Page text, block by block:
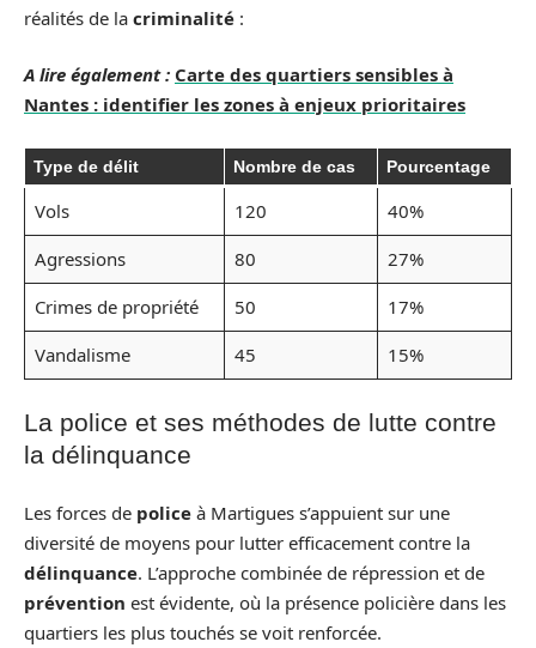
réalités de la criminalité :
A lire également : Carte des quartiers sensibles à
Nantes : identifier les zones à enjeux prioritaires
Type de délit Nombre de cas Pourcentage
Vols 120
40%
Agressions
80
27%
Crimes de propriété
50
17%
Vandalisme
45 15%
La police et ses méthodes de lutte contre
la délinquance
Les forces de police à Martigues s’appuient sur une
diversité de moyens pour lutter efficacement contre la
délinquance. L’approche combinée de répression et de
prévention est évidente, où la présence policière dans les
quartiers les plus touchés se voit renforcée.